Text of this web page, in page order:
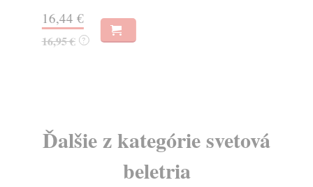
16,44 €
16,95 € ?
Ďalšie z kategórie svetová
beletria